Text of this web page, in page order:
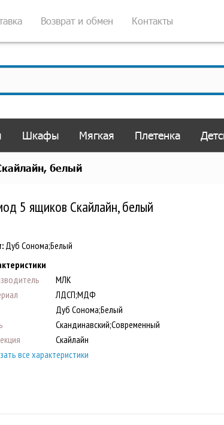
Возврат и обмен Контакты
Шкафы Мягкая Плетенка
белый
5 ящиков Скайлайн, белый
Дуб Сонома;Белый
МЛК
ЛДСП;МДФ
Дуб Сонома;Белый
Скандинавский;Современный
Скайлайн
все характеристики